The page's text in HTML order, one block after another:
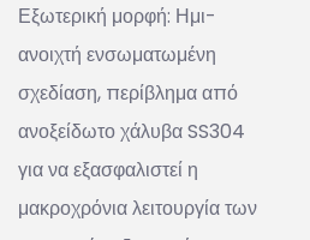
Εξωτερική μορφή: Ημι-
ανοιχτή ενσωματωμένη
σχεδίαση, περίβλημα από
ανοξείδωτο χάλυβα SS304
για να εξασφαλιστεί η
μακροχρόνια λειτουργία των